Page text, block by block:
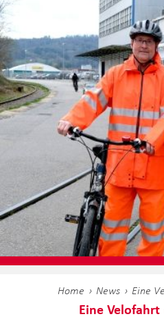
Home News Eine
Eine